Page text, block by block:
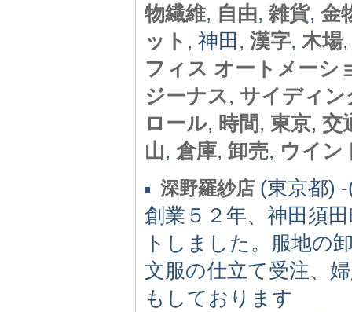
物繊維, 自由, 雑貨, 金
ット , 神田, 漢字, 木場
フィス オートメーシ
ジーナス, サイディン
ロール, 時間 , 東京, 交
山, 倉庫, 卸売, ウイン
深野羅紗店 (東京都)
創業５２年、神田須
トしました。服地の
文服の仕立て受注、
もしております